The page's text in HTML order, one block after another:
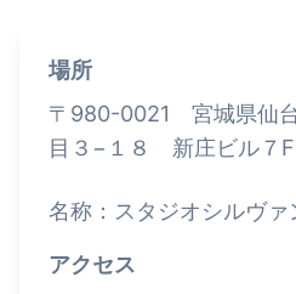
場所
〒980-0021 宮城県仙
目３−１８ 新庄ビル７F
名称：スタジオシルヴ
アクセス